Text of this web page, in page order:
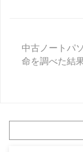
中古ノートパ
命を調べた結果